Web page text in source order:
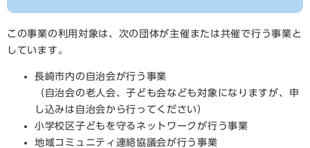
この事業の利用対象は、次の団体が主催または共催で行う事業と
しています。
長崎市内の自治会が行う事業
（自治会の老人会、子ども会なども対象になりますが、申
し込みは自治会から行ってください）
小学校区子どもを守るネットワークが行う事業
地域コミュニティ連絡協議会が行う事業